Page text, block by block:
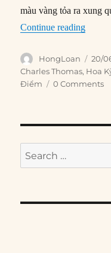
màu vàng tỏa ra xung
Continue reading“20/
Author
HongLoan
on
20/
Charles Thomas, Hoa
Điểm
0 Comments
Search
for: